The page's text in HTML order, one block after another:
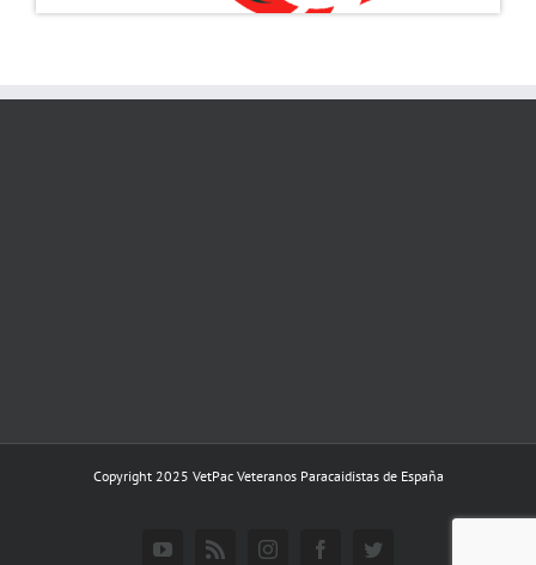
Copyright 2025 VetPac Veteranos Paracaidistas de España
YouTubeRss InstagramFacebookTwitter